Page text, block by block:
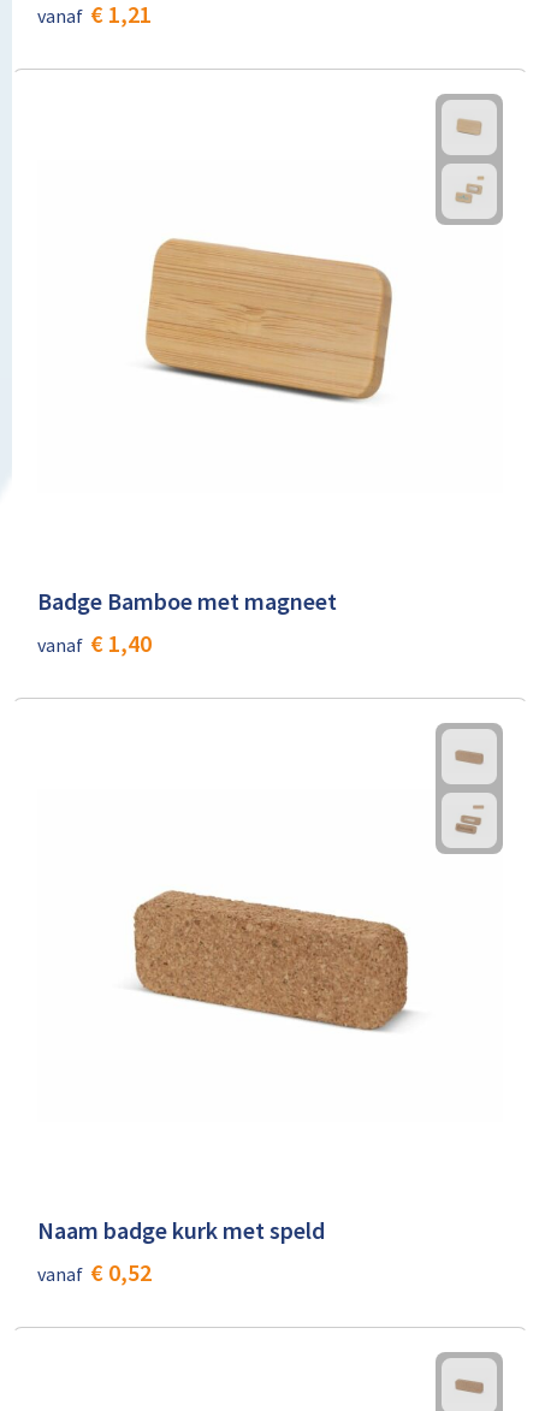
vanaf € 1,21
Badge Bamboe met magneet
vanaf € 1,40
Naam badge kurk met speld
vanaf € 0,52